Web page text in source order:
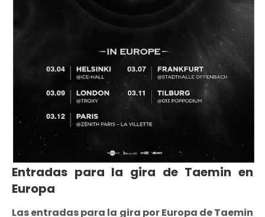
Entradas para la gira de Taemin en
Europa
Las entradas para la gira por Europa de Taemin